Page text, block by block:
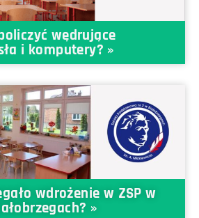
wędrujące
i komputery? »
wdrożenie w ZSP w
»